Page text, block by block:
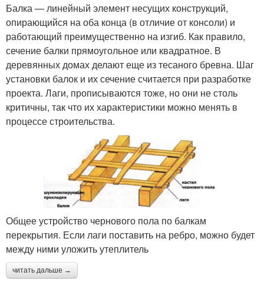
Балка — линейный элемент несущих конструкций,
опирающийся на оба конца (в отличие от консоли) и
работающий преимущественно на изгиб. Как правило,
сечение балки прямоугольное или квадратное. В
деревянных домах делают еще из тесаного бревна. Шаг
установки балок и их сечение считается при разработке
проекта. Лаги, прописываются тоже, но они не столь
критичны, так что их характеристики можно менять в
процессе строительства.
Общее устройство чернового пола по балкам
перекрытия. Если лаги поставить на ребро, можно будет
между ними уложить утеплитель
читать дальше →